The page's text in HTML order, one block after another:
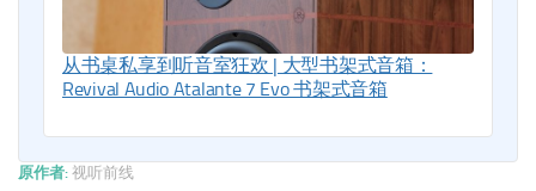
从书桌私享到听音室狂欢 | 大型书架式音箱：
Revival Audio Atalante 7 Evo 书架式音箱
原作者: 视听前线